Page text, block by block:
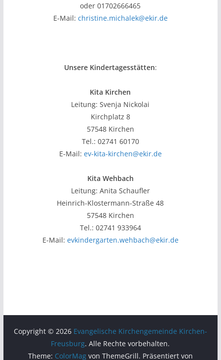
oder 01702666465
E-Mail: christine.michalek@ekir.de
Unsere Kindertagesstätten:
Kita Kirchen
Leitung: Svenja Nickolai
Kirchplatz 8
57548 Kirchen
Tel.: 02741 60170
E-Mail: ev-kita-kirchen@ekir.de
Kita Wehbach
Leitung: Anita Schaufler
Heinrich-Klostermann-Straße 48
57548 Kirchen
Tel.: 02741 933964
E-Mail: evkindergarten.wehbach@ekir.de
Copyright © 2026 Evangelische Kirchengemeinde Kirchen-
Freusburg. Alle Rechte vorbehalten.
Theme: ColorMagvon ThemeGrill. Präsentiert von